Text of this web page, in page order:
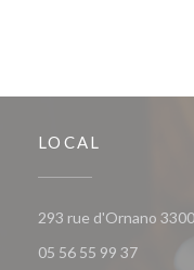
LOCAL
293 rue d'Ornano
05 56 55 99 37